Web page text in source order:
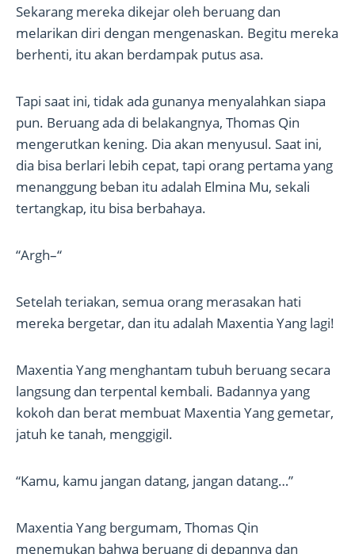
Sekarang mereka dikejar oleh beruang dan
melarikan diri dengan mengenaskan. Begitu mereka
berhenti, itu akan berdampak putus asa.
Tapi saat ini, tidak ada gunanya menyalahkan siapa
pun. Beruang ada di belakangnya, Thomas Qin
mengerutkan kening. Dia akan menyusul. Saat ini,
dia bisa berlari lebih cepat, tapi orang pertama yang
menanggung beban itu adalah Elmina Mu, sekali
tertangkap, itu bisa berbahaya.
“Argh–“
Setelah teriakan, semua orang merasakan hati
mereka bergetar, dan itu adalah Maxentia Yang lagi!
Maxentia Yang menghantam tubuh beruang secara
langsung dan terpental kembali. Badannya yang
kokoh dan berat membuat Maxentia Yang gemetar,
jatuh ke tanah, menggigil.
“Kamu, kamu jangan datang, jangan datang…”
Maxentia Yang bergumam, Thomas Qin
menemukan bahwa beruang di depannya dan